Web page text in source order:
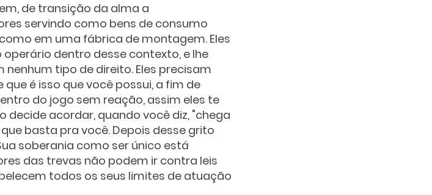
de transição da alma a
servindo como bens de consumo
em uma fábrica de montagem. Eles
dentro desse contexto, e lhe
nenhum tipo de direito. Eles precisam
é isso que você possui, a fim de
do jogo sem reação, assim eles te
decide acordar, quando você diz, "chega
basta pra você. Depois desse grito
soberania como ser único está
das trevas não podem ir contra leis
todos os seus limites de atuação